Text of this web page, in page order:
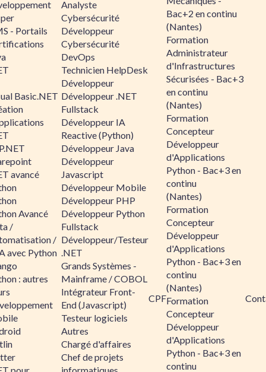
- Portails
Basic.NET
avancé
Avancé
/
/
avec Python
: autres
Analyste
Cybersécurité
Développeur
Cybersécurité
DevOps
Technicien HelpDesk
Développeur
Développeur .NET
Fullstack
Développeur IA
Reactive (Python)
Développeur Java
Développeur
Javascript
Développeur Mobile
Développeur PHP
Développeur Python
Fullstack
Développeur/Testeur
.NET
Grands Systèmes -
Mainframe / COBOL
Intégrateur Front-
End (Javascript)
Testeur logiciels
Autres
Chargé d'affaires
Chef de projets
CPF
Bac+2 en continu
(Nantes)
Formation
Administrateur
d'Infrastructures
Sécurisées - Bac+3
en continu
(Nantes)
Formation
Concepteur
Développeur
d'Applications
Python - Bac+3 en
continu
(Nantes)
Formation
Concepteur
Développeur
d'Applications
Python - Bac+3 en
continu
(Nantes)
Formation
Concepteur
Développeur
d'Applications
Python - Bac+3 en
continu